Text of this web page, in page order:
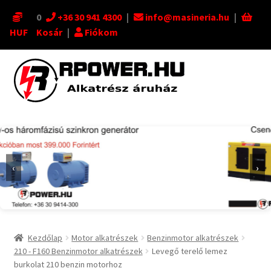
HUF
0 +36 30 941 4300 | info@masineria.hu |
Kosár | Fiókom
Ugrás
a
navigációhoz
Kilépés
a
tartalomba
‹ ›
Kezdőlap Motor alkatrészek
Benzinmotor alkatrészek
210 - F160 Benzinmotor alkatrészek
Levegő terelő lemez
burkolat 210 benzin motorhoz